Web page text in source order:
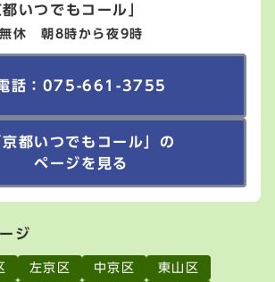
都いつでもコール」
休 朝8時から夜9時
話：075-661-3755
京都いつでもコール」の
ページを見る
ジ
左京区 中京区
東山区